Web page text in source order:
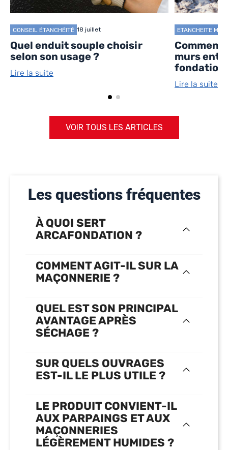
CONSEIL ÉTANCHÉITÉ 18 juillet
Quel enduit souple choisir
selon son usage ?
Lire la suite
ETANCHEITE
Comment
murs
Lire la suite
VOIR TOUS LES ARTICLES
Les questions fréquentes
À QUOI SERT
ARCAFONDATION ?
COMMENT AGIT-IL SUR LA
MAÇONNERIE ?
QUEL EST SON PRINCIPAL
AVANTAGE APRÈS
SÉCHAGE ?
SUR QUELS OUVRAGES
EST-IL LE PLUS UTILE ?
LE PRODUIT CONVIENT-IL
AUX PARPAINGS ET AUX
MAÇONNERIES
LÉGÈREMENT HUMIDES ?